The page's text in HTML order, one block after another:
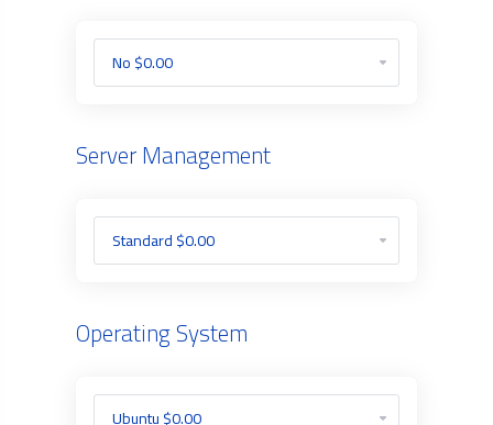
Server Management
Operating System